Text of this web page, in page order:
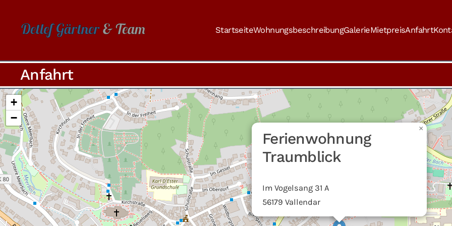
Skip to main content StartseiteWohnungsbeschreibungGalerieMietpreisAnfahrt
Anfahrt
Ferienwohnung
Traumblick
Im Vogelsang 31 A
56179 Vallendar
×
+
−